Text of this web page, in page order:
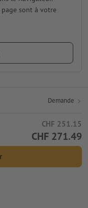
sont à votre
Demande
CHF 251.15
CHF 271.49